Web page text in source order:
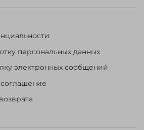
персональных данных
электронных сообщений